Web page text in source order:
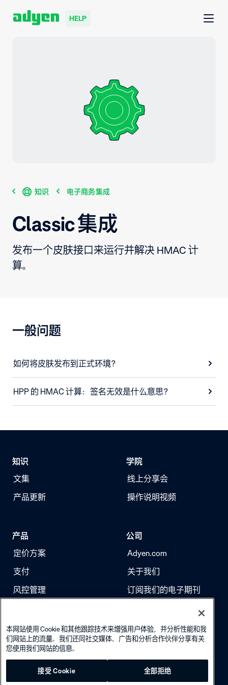
HELP
知识 电子商务集成
Classic 集成
发布一个皮肤接口来运行并解决 HMAC 计
算。
一般问题
如何将皮肤发布到正式环境？
HPP 的 HMAC 计算：签名无效是什么意思？
知识
文集
产品更新
学院
线上分享会
操作说明视频
产品
定价方案
支付
风控管理
公司
Adyen.com
关于我们
订阅我们的电子期刊
本网站使用 Cookie 和其他跟踪技术来增强用户体验，并分析性能和我
们网站上的流量。我们还同社交媒体、广告和分析合作伙伴分享有关
您使用我们网站的信息。
接受 Cookie 全部拒绝